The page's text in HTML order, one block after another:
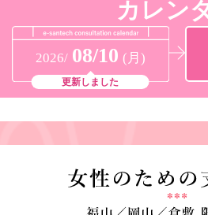
カレン
2026/ 08/10 (月)
更新しました